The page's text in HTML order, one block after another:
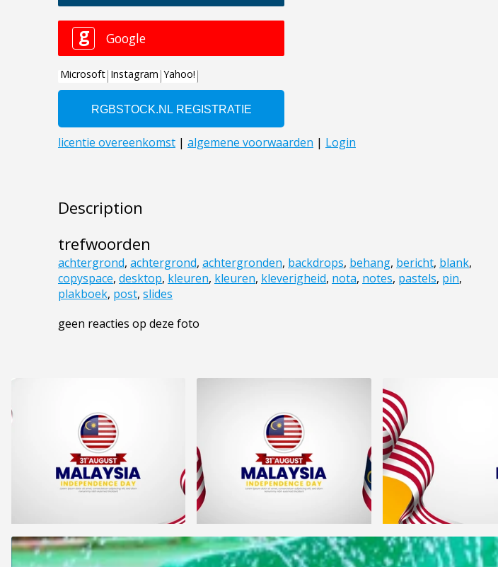
Description
trefwoorden
achtergrond, achtergrond, achtergronden, backdrops, behang, bericht, blank,
copyspace, desktop, kleuren, kleuren, kleverigheid, nota, notes, pastels, pin,
plakboek, post, slides
geen reacties op deze foto